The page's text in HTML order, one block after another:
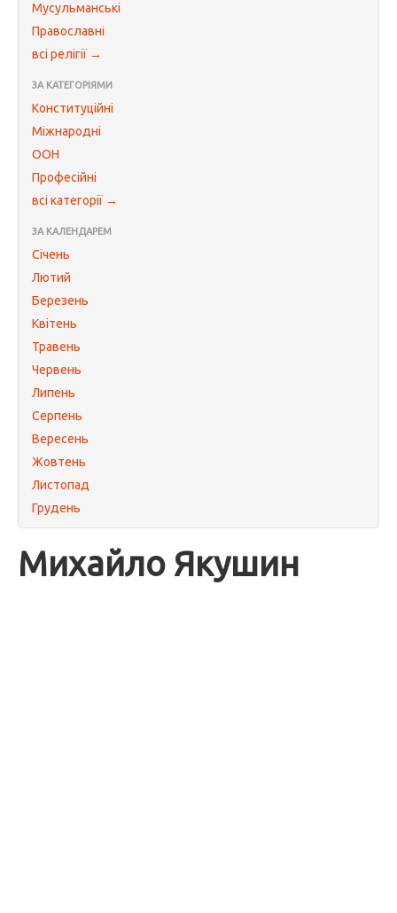
Мусульманські
Православні
всі релігії →
ЗА КАТЕГОРІЯМИ
Конституційні
Міжнародні
ООН
Професійні
всі категорії →
ЗА КАЛЕНДАРЕМ
Січень
Лютий
Березень
Квітень
Травень
Червень
Липень
Серпень
Вересень
Жовтень
Листопад
Грудень
Михайло Якушин